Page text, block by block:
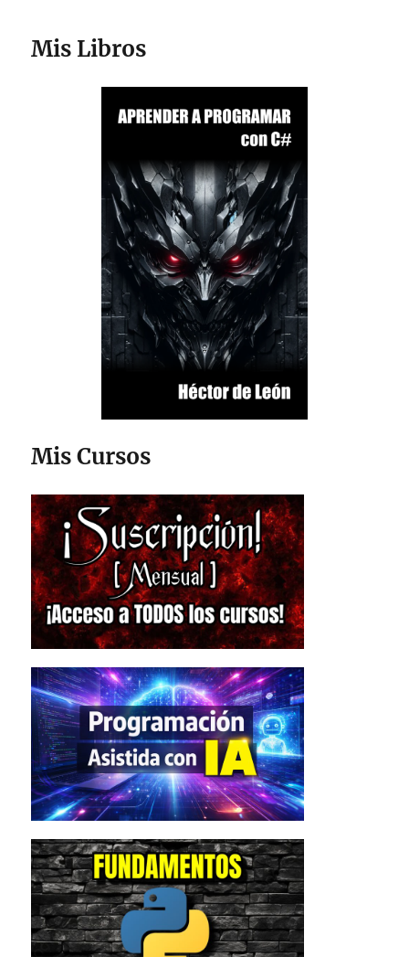
Mis Libros
Mis Cursos